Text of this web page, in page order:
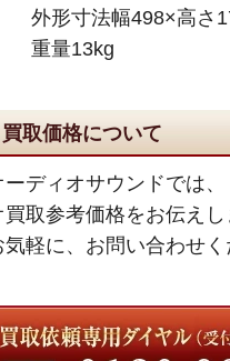
外形寸法幅498×高さ
重量13kg
買取価格について
ーディオサウンドでは
買取参考価格をお伝えし
気軽に、お問い合わせく